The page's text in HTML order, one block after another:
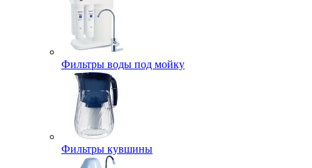
Фильтры воды под мойку
Фильтры кувшины